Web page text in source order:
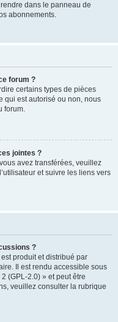
dans le panneau de
abonnements.
forum ?
certains types de pièces
qui est autorisé ou non, nous
forum.
jointes ?
avez transférées, veuillez
et suivre les liens vers
?
produit et distribué par
Il est rendu accessible sous
(GPL-2.0) » et peut être
veuillez consulter la rubrique